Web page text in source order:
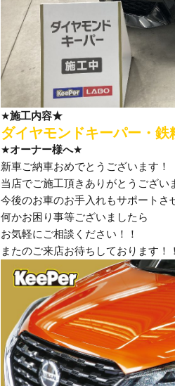
★施工内容★
ダイヤモンドキーパー・鉄
★オーナー様へ★
新車ご納車おめでとうございます！
当店でご施工頂きありがとうござい
今後のお車のお手入れもサポートさ
何かお困り事等ございましたら
お気軽にご相談ください！！
またのご来店お待ちしております！！